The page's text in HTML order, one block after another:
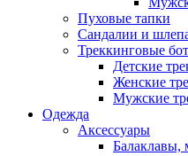
Пуховые тапки
Сандалии и
Треккинговые
Детские
Женские
Мужские
Одежда
Аксессуары
Балаклавы,